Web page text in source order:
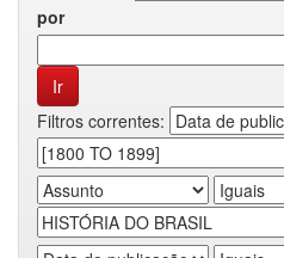
por
Filtros correntes: